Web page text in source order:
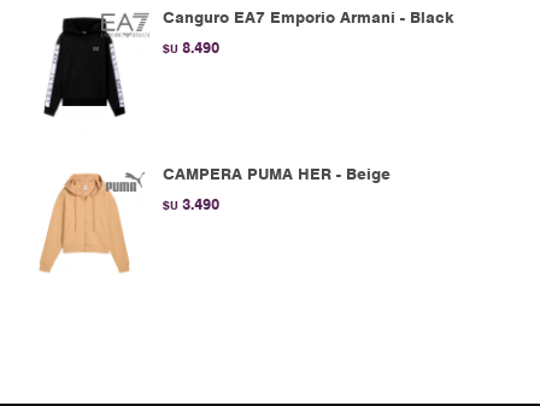
Canguro EA7 Emporio Armani - Black
$U 8.490
CAMPERA PUMA HER - Beige
$U 3.490